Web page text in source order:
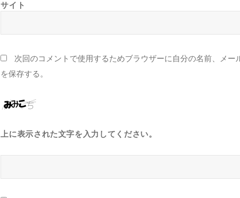
サイト
次回のコメントで使用するためブラウザーに自分の名前、メー
を保存する。
上に表示された文字を入力してください。